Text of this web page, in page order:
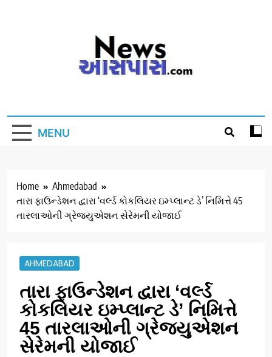
MENU
Home
Ahmedabad
તારા ફાઉન્ડેશન દ્વારા ‘વર્લ્ડ કોકલિયર ઇમ્પ્લાન્ટ ડે’ નિમિત્તે 45
તારલાઓની ગ્રેજ્યુએશન સેરેમની યોજાઈ
AHMEDABAD
તારા ફાઉન્ડેશન દ્વારા ‘વર્લ્ડ
કોકલિયર ઇમ્પ્લાન્ટ ડે’ નિમિત્તે
45 તારલાઓની ગ્રેજ્યુએશન
સેરેમની યોજાઈ